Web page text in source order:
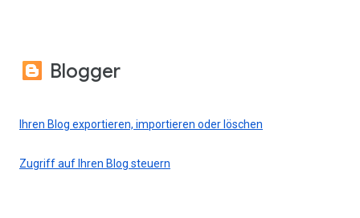
Blogger
Ihren Blog exportieren, importieren oder löschen
Zugriff auf Ihren Blog steuern